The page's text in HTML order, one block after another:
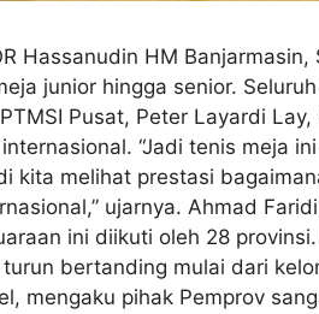
Hassanudin HM Banjarmasin,
junior hingga senior.
Pusat, Peter Layardi
“Jadi tenis meja
kita melihat prestasi
ujarnya. Ahmad
ini diikuti oleh 28
bertanding mulai dari
mengaku pihak Pemprov